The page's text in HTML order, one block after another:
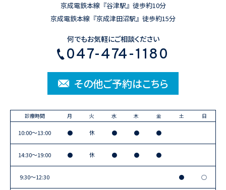
京成電鉄本線『谷津駅』徒歩約10分
京成電鉄本線『京成津田沼駅』徒歩約15分
何でもお気軽にご相談ください
047-474-1180
その他ご予約はこちら
診療時間 月 火 水 木 金 土 日
10:00〜13:00 ● 休 ● ● ●
14:30〜19:00 ● 休 ● ● ●
9:30〜12:30 ● ○